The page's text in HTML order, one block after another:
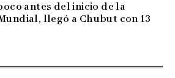
antes del inicio de la
llegó a Chubut con 13